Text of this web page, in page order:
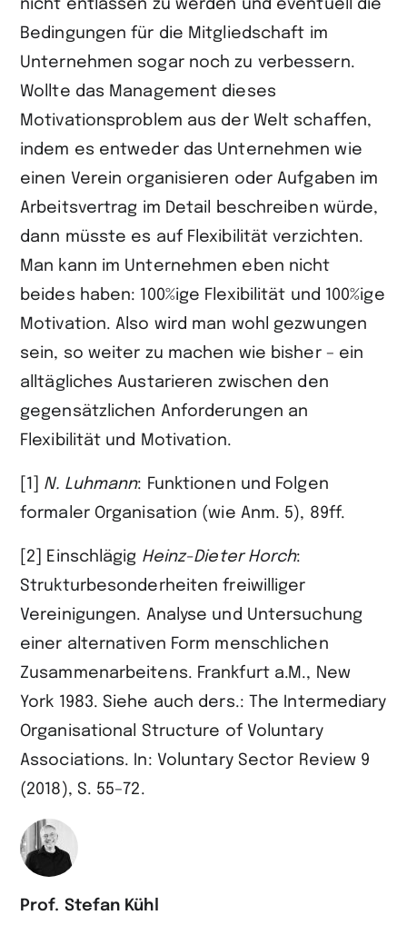
nicht entlassen zu werden und eventuell die
Bedingungen für die Mitgliedschaft im
Unternehmen sogar noch zu verbessern.
Wollte das Management dieses
Motivationsproblem aus der Welt schaffen,
indem es entweder das Unternehmen wie
einen Verein organisieren oder Aufgaben im
Arbeitsvertrag im Detail beschreiben würde,
dann müsste es auf Flexibilität verzichten.
Man kann im Unternehmen eben nicht
beides haben: 100%ige Flexibilität und 100%ige
Motivation. Also wird man wohl gezwungen
sein, so weiter zu machen wie bisher – ein
alltägliches Austarieren zwischen den
gegensätzlichen Anforderungen an
Flexibilität und Motivation.
[1] N. Luhmann: Funktionen und Folgen
formaler Organisation (wie Anm. 5), 89ff.
[2] Einschlägig Heinz-Dieter Horch:
Strukturbesonderheiten freiwilliger
Vereinigungen. Analyse und Untersuchung
einer alternativen Form menschlichen
Zusammenarbeitens. Frankfurt a.M., New
York 1983. Siehe auch ders.: The Intermediary
Organisational Structure of Voluntary
Associations. In: Voluntary Sector Review 9
(2018), S. 55–72.
Prof. Stefan Kühl